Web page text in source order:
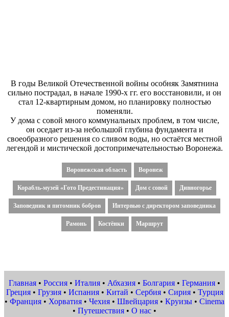
В годы Великой Отечественной войны особняк Замятнина
сильно пострадал, в начале 1990-х гг. его восстановили, и он
стал 12-квартирным домом, но планировку полностью
поменяли.
У дома с совой много коммунальных проблем, в том числе,
он оседает из-за небольшой глубина фундамента и
своеобразного решения со сливом воды, но остаётся местной
легендой и мистической достопримечательностью Воронежа.
Воронежская область Воронеж
Корабль-музей «Гото Предестинация» Дом с совой Дивногорье
Заповедник и питомник бобров Интервью с директором заповедника
Рамонь Костёнки Маршрут
Главная • Россия • Италия • Абхазия • Болгария • Германия •
Греция• Грузия• Испания• Китай • Сербия• Сирия• Турция
• Франция • Хорватия • Чехия • Швейцария • Круизы • Cinema
• Путешествия • О нас •